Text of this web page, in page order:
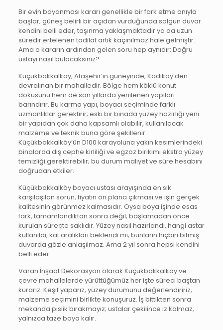
Bir evin boyanması kararı genellikle bir fark etme anıyla
başlar; güneş belirli bir açıdan vurduğunda solgun duvar
kendini belli eder, taşınma yaklaşmaktadır ya da uzun
süredir ertelenen tadilat artık kaçınılmaz hale gelmiştir.
Ama o kararın ardından gelen soru hep aynıdır: Doğru
ustayı nasıl bulacaksınız?
Küçükbakkalköy, Ataşehir’in güneyinde; Kadıköy’den
devralınan bir mahalledir. Bölge hem köklü konut
dokusunu hem de son yıllarda yenilenen yapıları
barındırır. Bu karma yapı, boyacı seçiminde farklı
uzmanlıklar gerektirir; eski bir binada yüzey hazırlığı yeni
bir yapıdan çok daha kapsamlı olabilir, kullanılacak
malzeme ve teknik buna göre şekillenir.
Küçükbakkalköy’ün D100 karayoluna yakın kesimlerindeki
binalarda dış cephe kirliliği ve egzoz birikimi ekstra yüzey
temizliği gerektirebilir; bu durum maliyet ve süre hesabını
doğrudan etkiler.
Küçükbakkalköy boyacı ustası arayışında en sık
karşılaşılan sorun, fiyatın ön plana çıkması ve işin gerçek
kalitesinin görünmez kalmasıdır. Oysa boya işinde esas
fark, tamamlandıktan sonra değil; başlamadan önce
kurulan süreçte saklıdır. Yüzey nasıl hazırlandı, hangi astar
kullanıldı, kat aralıkları beklendi mi; bunların hiçbiri bitmiş
duvarda gözle anlaşılmaz. Ama 2 yıl sonra hepsi kendini
belli eder.
Varan İnşaat Dekorasyon olarak Küçükbakkalköy ve
çevre mahallelerde yürüttüğümüz her işte süreci baştan
kurarız. Keşif yaparız, yüzey durumunu değerlendiririz,
malzeme seçimini birlikte konuşuruz. İş bittikten sonra
mekanda pislik bırakmayız; ustalar çekilince iz kalmaz,
yalnızca taze boya kalır.